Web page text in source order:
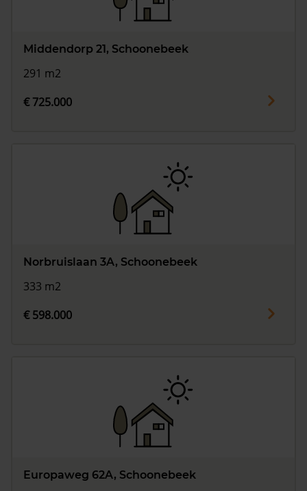
Middendorp 21, Schoonebeek
291 m2
€ 725.000
Norbruislaan 3A, Schoonebeek
333 m2
€ 598.000
Europaweg 62A, Schoonebeek